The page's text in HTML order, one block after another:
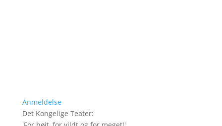
Anmeldelse
Det Kongelige Teater: